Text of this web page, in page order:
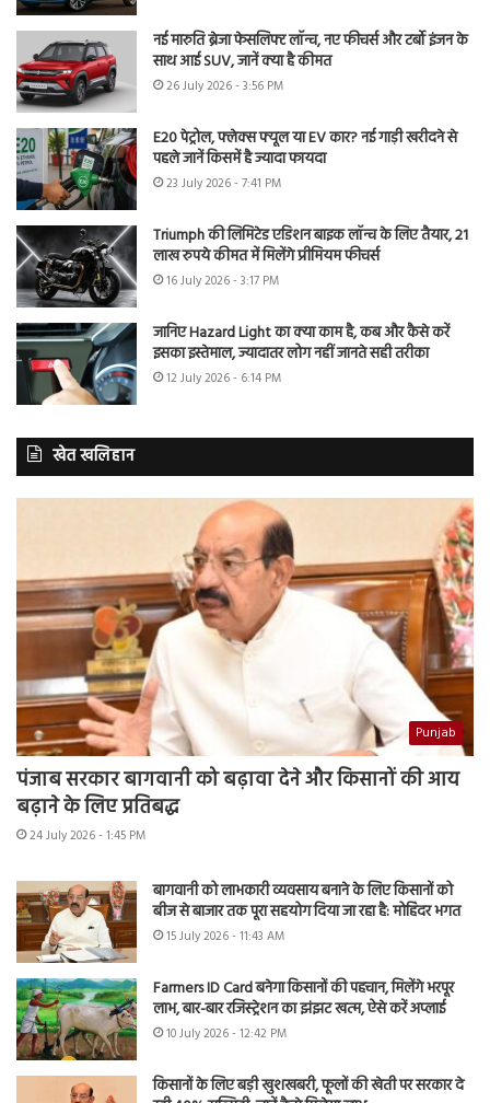
नई मारुति ब्रेजा फेसलिफ्ट लॉन्च, नए फीचर्स और टर्बो इंजन के
साथ आई SUV, जानें क्या है कीमत
26 July 2026 - 3:56 PM
E20 पेट्रोल, फ्लेक्स फ्यूल या EV कार? नई गाड़ी खरीदने से
पहले जानें किसमें है ज्यादा फायदा
23 July 2026 - 7:41 PM
Triumph की लिमिटेड एडिशन बाइक लॉन्च के लिए तैयार, 21
लाख रुपये कीमत में मिलेंगे प्रीमियम फीचर्स
16 July 2026 - 3:17 PM
जानिए Hazard Light का क्या काम है, कब और कैसे करें
इसका इस्तेमाल, ज्यादातर लोग नहीं जानते सही तरीका
12 July 2026 - 6:14 PM
खेत खलिहान
Punjab
पंजाब सरकार बागवानी को बढ़ावा देने और किसानों की आय
बढ़ाने के लिए प्रतिबद्ध
24 July 2026 - 1:45 PM
बागवानी को लाभकारी व्यवसाय बनाने के लिए किसानों को
बीज से बाजार तक पूरा सहयोग दिया जा रहा है: मोहिंदर भगत
15 July 2026 - 11:43 AM
Farmers ID Card बनेगा किसानों की पहचान, मिलेंगे भरपूर
लाभ, बार-बार रजिस्ट्रेशन का झंझट खत्म, ऐसे करें अप्लाई
10 July 2026 - 12:42 PM
किसानों के लिए बड़ी खुशखबरी, फूलों की खेती पर सरकार दे